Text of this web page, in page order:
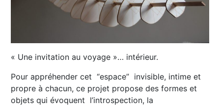
« Une invitation au voyage »… intérieur.
Pour appréhender cet “espace” invisible, intime et
propre à chacun, ce projet propose des formes et
objets qui évoquent l’introspection, la